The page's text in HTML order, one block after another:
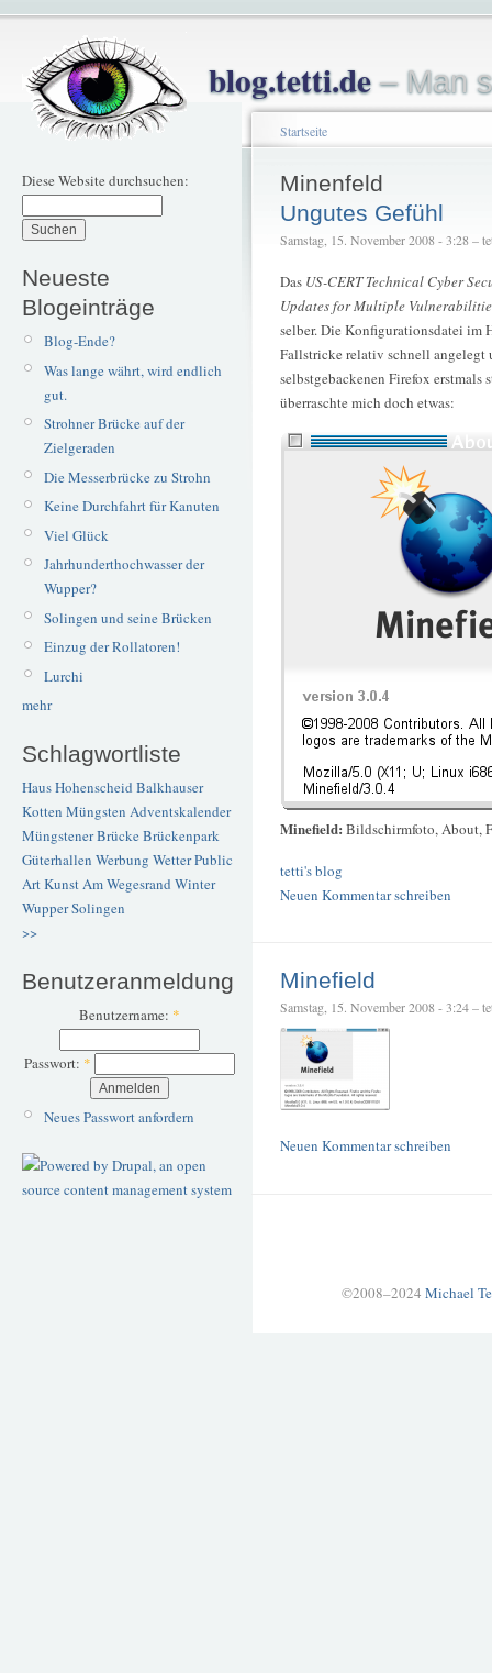
blog.tetti.de– Man
Diese Website durchsuchen:
Neueste
Blogeinträge
Blog-Ende?
Was lange währt, wird endlich
gut.
Strohner Brücke auf der
Zielgeraden
Die Messerbrücke zu Strohn
Keine Durchfahrt für Kanuten
Viel Glück
Jahrhunderthochwasser der
Wupper?
Solingen und seine Brücken
Einzug der Rollatoren!
Lurchi
mehr
Schlagwortliste
Haus Hohenscheid Balkhauser
Kotten Müngsten Adventskalender
Müngstener BrückeBrückenpark
Güterhallen Werbung WetterPublic
ArtKunstAm Wegesrand Winter
WupperSolingen
>>
Benutzeranmeldung
Benutzername: *
Passwort: *
Neues Passwort anfordern
Startseite
Minenfeld
Ungutes Gefühl
Samstag, 15. November 2008 - 3:28 –
Das US-CERT Technical Cyber
Updates for Multiple
selber. Die Konfigurationsdatei im
Fallstricke relativ schnell angelegt
selbstgebackenen Firefox erstmals
überraschte mich doch etwas:
Minefield: Bildschirmfoto, About,
tetti's blog
Neuen Kommentar schreiben
Minefield
Samstag, 15. November 2008 - 3:24 –
Neuen Kommentar schreiben
©2008–2024 Michael